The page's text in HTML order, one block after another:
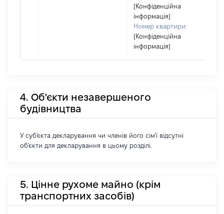
[Конфіденційна
інформація]
Номер квартири:
[Конфіденційна
інформація]
4. Об'єкти незавершеного
будівництва
У суб'єкта декларування чи членів його сім'ї відсутні
об'єкти для декларування в цьому розділі.
5. Цінне рухоме майно (крім
транспортних засобів)